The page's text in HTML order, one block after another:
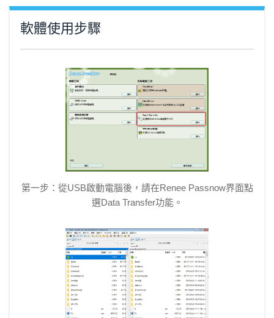
軟體使用步驟
第一步：從USB啟動電腦後，請在Renee Passnow界面點
選Data Transfer功能。